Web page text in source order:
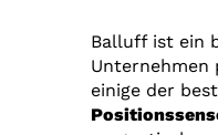
Balluff ist ein
Unternehmen
einige der